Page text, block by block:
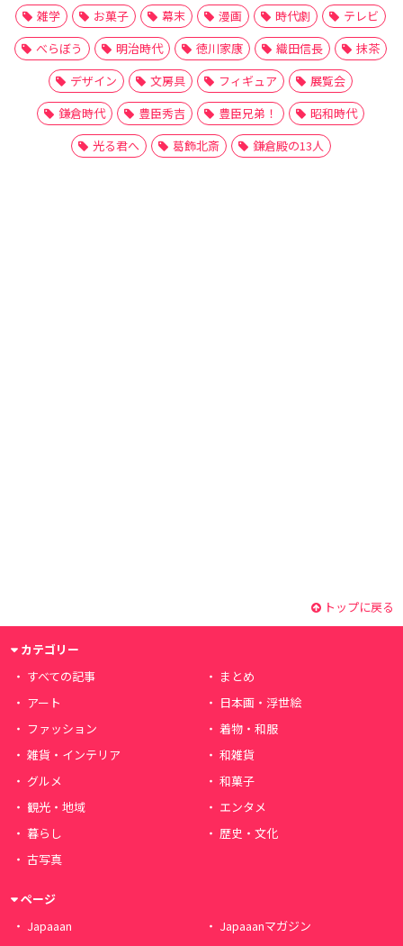
雑学
お菓子 幕末 漫画 時代劇
テレビ
べらぼう
明治時代 徳川家康 織田信長
抹茶
デザイン
文房具 フィギュア
展覧会
鎌倉時代
豊臣秀吉 豊臣兄弟！
昭和時代
光る君へ
葛飾北斎 鎌倉殿の13人
トップに戻る
カテゴリー
すべての記事
まとめ
アート
日本画・浮世絵
ファッション
着物・和服
雑貨・インテリア
和雑貨
グルメ
和菓子
観光・地域
エンタメ
暮らし
歴史・文化
古写真
ページ
Japaaan
Japaaanマガジン